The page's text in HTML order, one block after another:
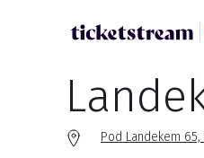
Pod Landekem